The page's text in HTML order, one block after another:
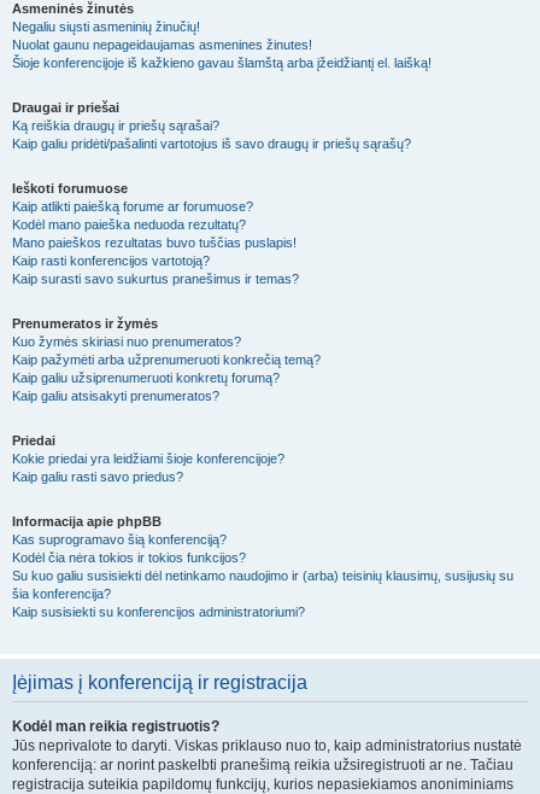
Asmeninės žinutės
Negaliu siųsti asmeninių žinučių!
Nuolat gaunu nepageidaujamas asmenines žinutes!
Šioje konferencijoje iš kažkieno gavau šlamštą arba įžeidžiantį el. laišką!
Draugai ir priešai
Ką reiškia draugų ir priešų sąrašai?
Kaip galiu pridėti/pašalinti vartotojus iš savo draugų ir priešų sąrašų?
Ieškoti forumuose
Kaip atlikti paiešką forume ar forumuose?
Kodėl mano paieška neduoda rezultatų?
Mano paieškos rezultatas buvo tuščias puslapis!
Kaip rasti konferencijos vartotoją?
Kaip surasti savo sukurtus pranešimus ir temas?
Prenumeratos ir žymės
Kuo žymės skiriasi nuo prenumeratos?
Kaip pažymėti arba užprenumeruoti konkrečią temą?
Kaip galiu užsiprenumeruoti konkretų forumą?
Kaip galiu atsisakyti prenumeratos?
Priedai
Kokie priedai yra leidžiami šioje konferencijoje?
Kaip galiu rasti savo priedus?
Informacija apie phpBB
Kas suprogramavo šią konferenciją?
Kodėl čia nėra tokios ir tokios funkcijos?
Su kuo galiu susisiekti dėl netinkamo naudojimo ir (arba) teisinių klausimų, susijusių su
šia konferencija?
Kaip susisiekti su konferencijos administratoriumi?
Įėjimas į konferenciją ir registracija
Kodėl man reikia registruotis?
Jūs neprivalote to daryti. Viskas priklauso nuo to, kaip administratorius nustatė
konferenciją: ar norint paskelbti pranešimą reikia užsiregistruoti ar ne. Tačiau
registracija suteikia papildomų funkcijų, kurios nepasiekiamos anoniminiams